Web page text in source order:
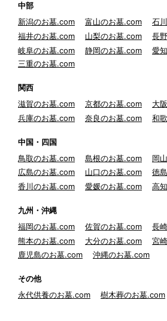
中部
新潟のお墓.com
富山のお墓.com
石
福井のお墓.com
山梨のお墓.com
長
岐阜のお墓.com
静岡のお墓.com
愛
三重のお墓.com
関西
滋賀のお墓.com
京都のお墓.com
大
兵庫のお墓.com
奈良のお墓.com 和
中国・四国
鳥取のお墓.com
島根のお墓.com
岡
広島のお墓.com
山口のお墓.com
徳
香川のお墓.com
愛媛のお墓.com 高
九州・沖縄
福岡のお墓.com
佐賀のお墓.com
長
熊本のお墓.com
大分のお墓.com
宮
鹿児島のお墓.com
沖縄のお墓.com
その他
永代供養のお墓.com
樹木葬のお墓.com